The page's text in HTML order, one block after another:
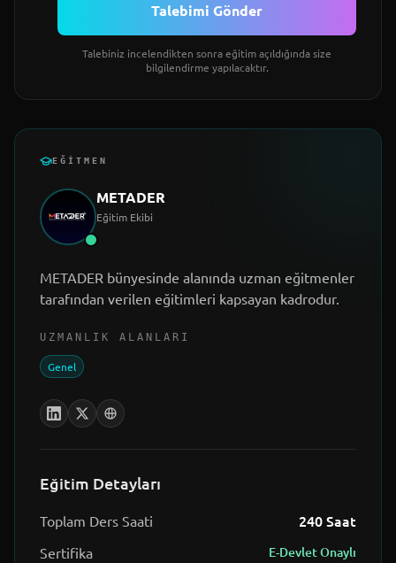
Talebimi Gönder
Talebiniz incelendikten sonra eğitim açıldığında size
bilgilendirme yapılacaktır.
EĞITMEN
METADER
Eğitim Ekibi
METADER bünyesinde alanında uzman eğitmenler
tarafından verilen eğitimleri kapsayan kadrodur.
UZMANLIK ALANLARI
Genel
Eğitim Detayları
Toplam Ders Saati 240Saat
Sertifika E-Devlet Onaylı